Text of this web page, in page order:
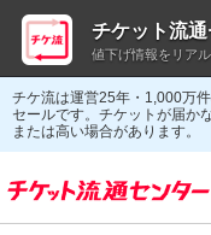
チケ流は運営25年・1,000万
セールです。チケットが届か
または高い場合があります。
チケット流
値下げ情報をリア